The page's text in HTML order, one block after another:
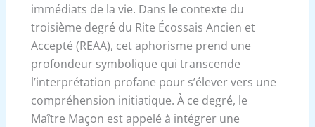
immédiats de la vie. Dans le contexte du
troisième degré du Rite Écossais Ancien et
Accepté (REAA), cet aphorisme prend une
profondeur symbolique qui transcende
l’interprétation profane pour s’élever vers une
compréhension initiatique. À ce degré, le
Maître Maçon est appelé à intégrer une